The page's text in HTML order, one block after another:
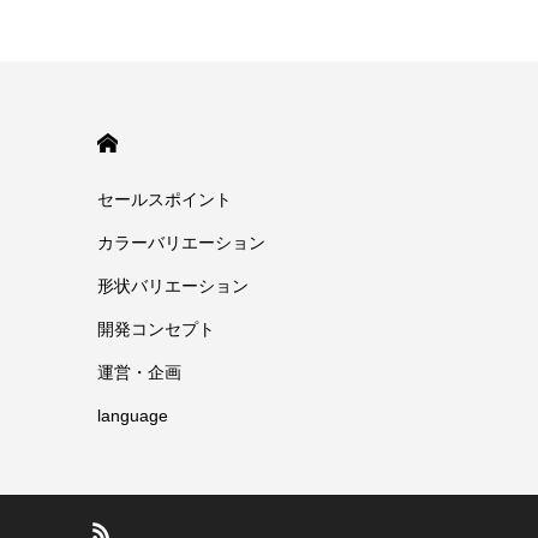
セールスポイント
カラーバリエーション
形状バリエーション
開発コンセプト
運営・企画
language